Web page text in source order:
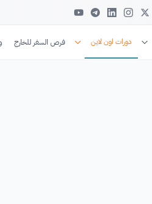
دورات اون لاين فرص السفر للخارج